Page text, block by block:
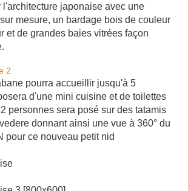
l'architecture japonaise avec une
mesure, un bardage bois de couleur
et de grandes baies vitrées façon
pourra accueillir jusqu'à 5
d'une mini cuisine et de toilettes
personnes sera posé sur des tatamis
donnant ainsi une vue à 360° du
pour ce nouveau petit nid